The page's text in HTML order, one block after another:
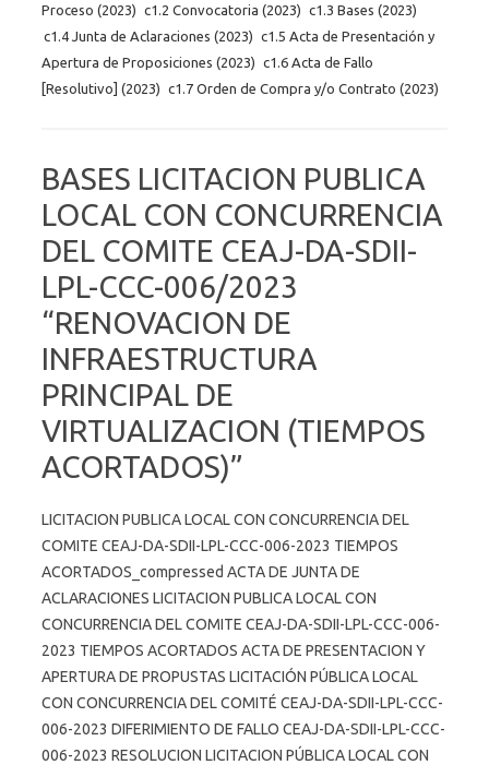
Proceso (2023) c1.2 Convocatoria (2023) c1.3 Bases (2023)
c1.4 Junta de Aclaraciones (2023) c1.5 Acta de Presentación y
Apertura de Proposiciones (2023) c1.6 Acta de Fallo
[Resolutivo] (2023) c1.7 Orden de Compra y/o Contrato (2023)
BASES LICITACION PUBLICA
LOCAL CON CONCURRENCIA
DEL COMITE CEAJ-DA-SDII-
LPL-CCC-006/2023
“RENOVACION DE
INFRAESTRUCTURA
PRINCIPAL DE
VIRTUALIZACION (TIEMPOS
ACORTADOS)”
LICITACION PUBLICA LOCAL CON CONCURRENCIA DEL
COMITE CEAJ-DA-SDII-LPL-CCC-006-2023 TIEMPOS
ACORTADOS_compressed ACTA DE JUNTA DE
ACLARACIONES LICITACION PUBLICA LOCAL CON
CONCURRENCIA DEL COMITE CEAJ-DA-SDII-LPL-CCC-006-
2023 TIEMPOS ACORTADOS ACTA DE PRESENTACION Y
APERTURA DE PROPUSTAS LICITACIÓN PÚBLICA LOCAL
CON CONCURRENCIA DEL COMITÉ CEAJ-DA-SDII-LPL-CCC-
006-2023 DIFERIMIENTO DE FALLO CEAJ-DA-SDII-LPL-CCC-
006-2023 RESOLUCION LICITACION PÚBLICA LOCAL CON